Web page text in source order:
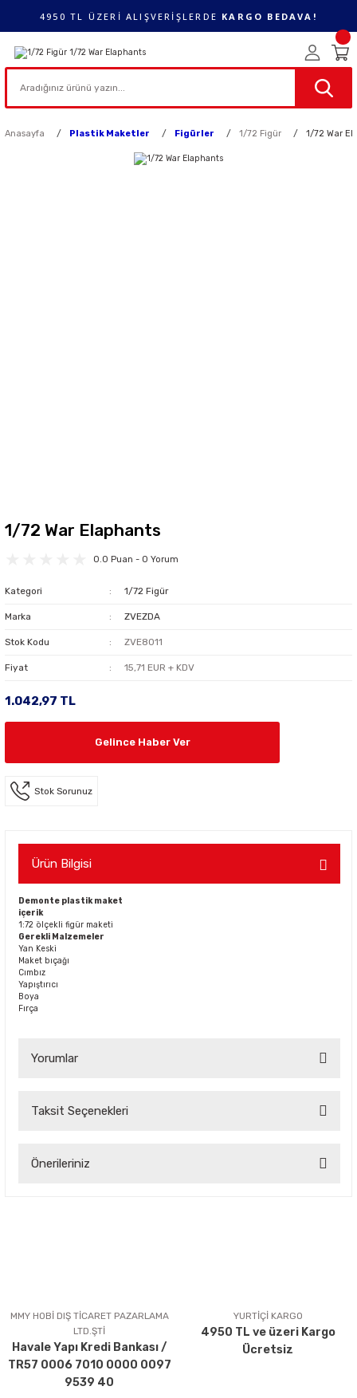
4950 TL ÜZERİ ALIŞVERİŞLERDE KARGO BEDAVA!
Anasayfa Plastik Maketler Figürler 1/72 Figür 1/72 War
1/72 War Elaphants
0.0 Puan - 0 Yorum
Kategori 1/72 Figür
Marka ZVEZDA
Stok Kodu ZVE8011
Fiyat 15,71 EUR + KDV
1.042,97 TL
Gelince Haber Ver
Stok Sorunuz
Ürün Bilgisi
Demonte plastik maket
içerik
1:72 ölçekli figür maketi
Gerekli Malzemeler
Yan Keski
Maket bıçağı
Cımbız
Yapıştırıcı
Boya
Fırça
Yorumlar
Taksit Seçenekleri
Önerileriniz
Ürün açıklamasında eksik bilgiler bulunuyor.
Ürün bilgilerinde hatalar bulunuyor.
Ürün fiyatı diğer sitelerden daha pahalı.
Bu ürüne benzer farklı alternatifler olmalı.
MMY HOBİ DIŞ TİCARET PAZARLAMA
LTD.ŞTİ
Havale Yapı Kredi Bankası /
TR57 0006 7010 0000 0097
9539 40
YURTİÇİ KARGO
4950 TL ve üzeri Kargo
Ücretsiz